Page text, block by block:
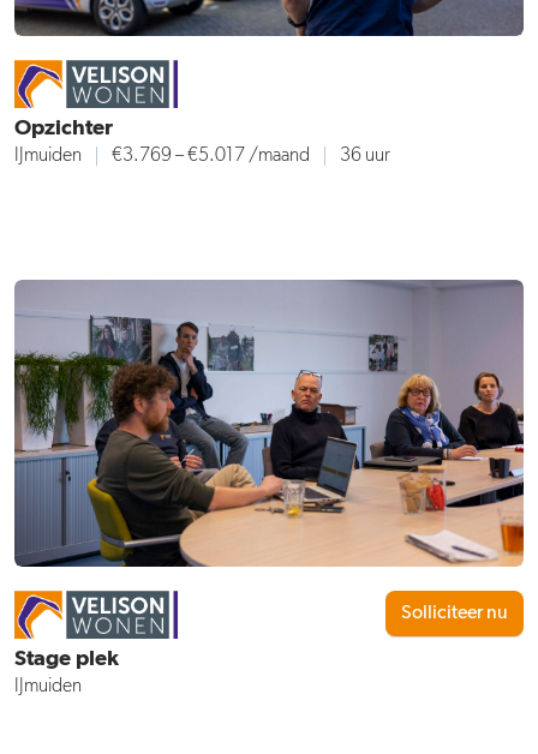
Opzichter
IJmuiden €3.769 – €5.017 /maand 36 uur
Solliciteer nu
Stage plek
IJmuiden